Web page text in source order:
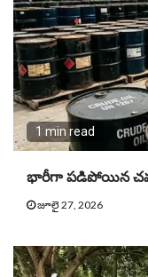
1 min read
భారీగా పడిపోయిన
జూలై 27, 2026